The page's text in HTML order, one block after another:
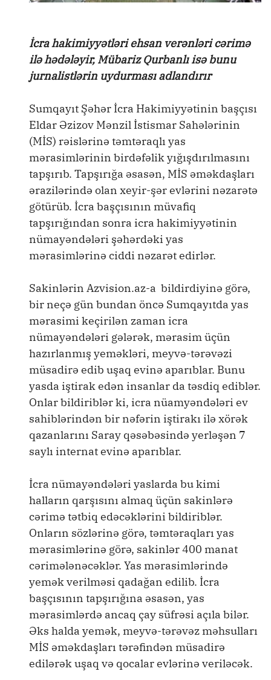
İcra hakimiyyətləri ehsan verənləri cərimə
ilə hədələyir, Mübariz Qurbanlı isə bunu
jurnalistlərin uydurması adlandırır
Sumqayıt Şəhər İcra Hakimiyyətinin başçısı
Eldar Əzizov Mənzil İstismar Sahələrinin
(MİS) rəislərinə təmtəraqlı yas
mərasimlərinin birdəfəlik yığışdırılmasını
tapşırıb. Tapşırığa əsasən, MİS əməkdaşları
ərazilərində olan xeyir-şər evlərini nəzarətə
götürüb. İcra başçısının müvafiq
tapşırığından sonra icra hakimiyyətinin
nümayəndələri şəhərdəki yas
mərasimlərinə ciddi nəzarət edirlər.
Sakinlərin Azvision.az-a bildirdiyinə görə,
bir neçə gün bundan öncə Sumqayıtda yas
mərasimi keçirilən zaman icra
nümayəndələri gələrək, mərasim üçün
hazırlanmış yeməkləri, meyvə-tərəvəzi
müsadirə edib uşaq evinə aparıblar. Bunu
yasda iştirak edən insanlar da təsdiq ediblər.
Onlar bildiriblər ki, icra nüamyəndələri ev
sahiblərindən bir nəfərin iştirakı ilə xörək
qazanlarını Saray qəsəbəsində yerləşən 7
saylı internat evinə aparıblar.
İcra nümayəndələri yaslarda bu kimi
halların qarşısını almaq üçün sakinlərə
cərimə tətbiq edəcəklərini bildiriblər.
Onların sözlərinə görə, təmtəraqları yas
mərasimlərinə görə, sakinlər 400 manat
cərimələnəcəklər. Yas mərasimlərində
yemək verilməsi qadağan edilib. İcra
başçısının tapşırığına əsasən, yas
mərasimlərdə ancaq çay süfrəsi açıla bilər.
Əks halda yemək, meyvə-tərəvəz məhsulları
MİS əməkdaşları tərəfindən müsadirə
edilərək uşaq və qocalar evlərinə veriləcək.